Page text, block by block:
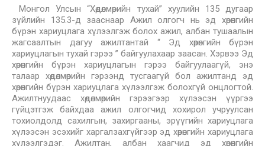
Монгол Улсын “Хөдөлмөрийн тухай” хуулийн 135 дугаар
зүйлийн 135.3-д зааснаар Ажил олгогч нь эд хөрөнгийн
бүрэн хариуцлага хүлээлгэж болох ажил, албан тушаалын
жагсаалтын дагуу ажилтантай “ Эд хөрөнгийн бүрэн
хариуцлагын тухай гэрээ ” байгуулахаар заасан. Хэрвээ Эд
хөрөнгийн бүрэн хариуцлагын гэрээ байгуулаагүй, энэ
талаар хөдөлмөрийн гэрээнд тусгаагүй бол ажилтанд эд
хөрөнгийн бүрэн хариуцлага хүлээлгэж болохгүй онцлогтой.
Ажилтнуудаас хөдөлмөрийн гэрээгээр хүлээсэн үүргээ
гүйцэтгэж байхдаа ажил олгогчид хохирол учруулсан
тохиолдолд сахилгын, захиргааны, эрүүгийн хариуцлага
хүлээсэн эсэхийг харгалзахгүйгээр эд хөрөнгийн хариуцлага
хүлээлгэдэг. Ажилтан, албан хаагчид эд хөрөнгийн